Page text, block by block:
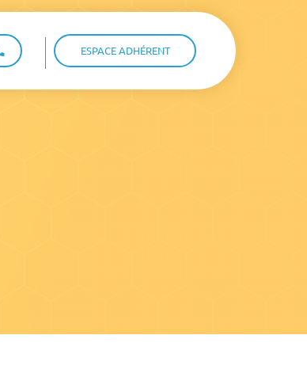
ESPACE ADHÉRENT